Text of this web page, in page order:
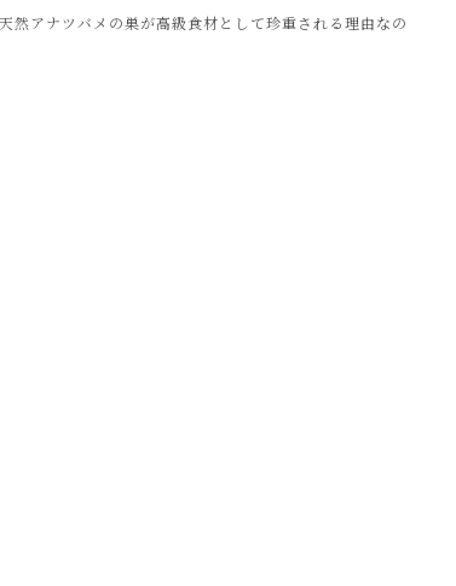
然アナツバメの巣が高級食材として珍重される理由なの